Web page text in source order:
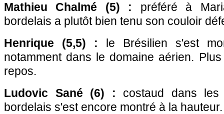
Mathieu Chalmé (5) : préféré à
bordelais a plutôt bien tenu son couloir
Henrique (5,5) : le Brésilien s'est
notamment dans le domaine aérien.
repos.
Ludovic Sané (6) : costaud dans
bordelais s'est encore montré à la hauteur.